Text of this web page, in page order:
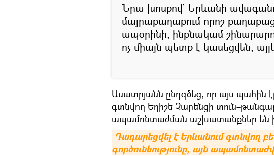
Նրա խոսքով` Երևանի
մայրաքաղաքում որոշ
ապօրինի, ինքնակամ
ոչ միայն պետք է կասեցվեն,
Ասատրյանն ընդգծեց, որ այս պահին
գտնվող Եղիշե Չարենցի
ապամոնտաժման աշխատանքներ են
Դադարեցվել է Երևանում գտնվող
գործունեությունը, այն